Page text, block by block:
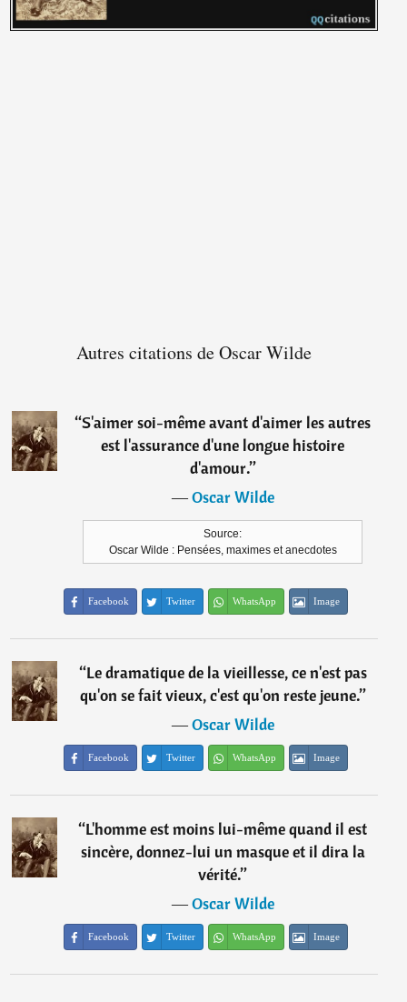
Autres citations de Oscar Wilde
“S'aimer soi-même avant d'aimer les autres
est l'assurance d'une longue histoire
d'amour.”
―Oscar Wilde
Source:
Oscar Wilde : Pensées, maximes et anecdotes
Facebook Twitter WhatsApp Image
“Le dramatique de la vieillesse, ce n'est pas
qu'on se fait vieux, c'est qu'on reste jeune.”
―Oscar Wilde
Facebook Twitter WhatsApp Image
“L'homme est moins lui-même quand il est
sincère, donnez-lui un masque et il dira la
vérité.”
―Oscar Wilde
Facebook Twitter WhatsApp Image